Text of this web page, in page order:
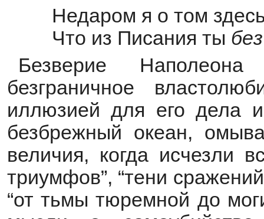
Недаром я о том
Что из Писания ты
Безверие
безграничное
иллюзией для его дела
безбрежный океан,
величия, когда исчезли
триумфов”, “тени
“от тьмы тюремной до